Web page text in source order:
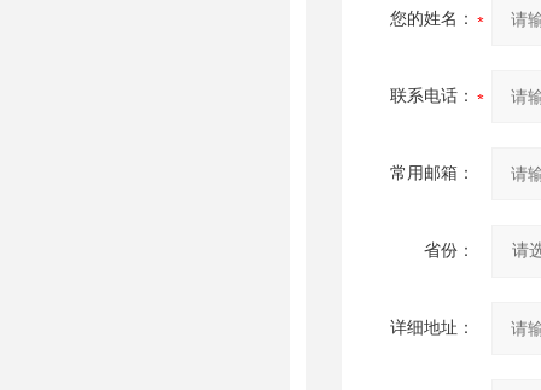
您的姓名：
联系电话：
常用邮箱：
省份：
详细地址：